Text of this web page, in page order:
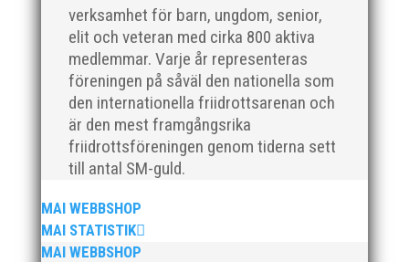
verksamhet för barn, ungdom, senior,
elit och veteran med cirka 800 aktiva
medlemmar. Varje år representeras
föreningen på såväl den nationella som
den internationella friidrottsarenan och
är den mest framgångsrika
friidrottsföreningen genom tiderna sett
till antal SM-guld.
MAI WEBBSHOP
MAI STATISTIK
MAI WEBBSHOP
För mig har Lasse betytt oerhört mycket på flera
plan. På 80- och 90-talet, då jag själv var aktiv, var
han för mig en handlingskraftig ledare som alltid var
på plats och igång med en mängd olika projekt. Med